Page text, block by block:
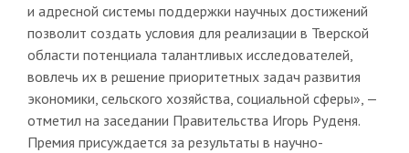
и адресной системы поддержки научных достижений
позволит создать условия для реализации в Тверской
области потенциала талантливых исследователей,
вовлечь их в решение приоритетных задач развития
экономики, сельского хозяйства, социальной сферы», —
отметил на заседании Правительства Игорь Руденя.
Премия присуждается за результаты в научно-